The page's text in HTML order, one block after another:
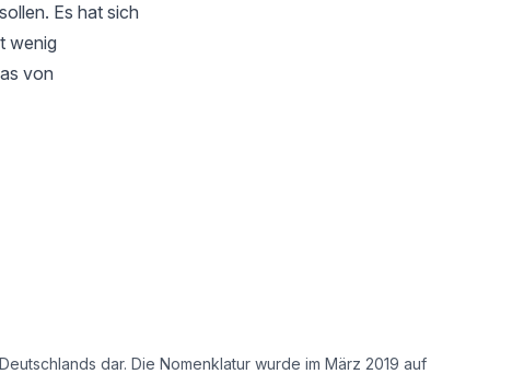
Es hat sich
wenig
von
dar. Die Nomenklatur wurde im März 2019 auf